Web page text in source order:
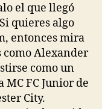
el que llegó
quieres algo
entonces mira
como Alexander
como un
FC Junior de
City.